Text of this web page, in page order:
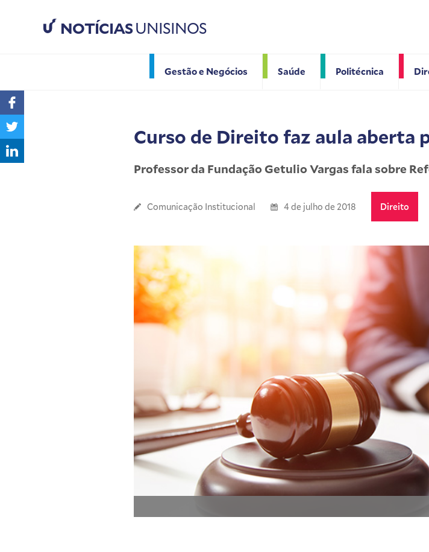
NOTÍCIASUNISINOS
Gestão e Negócios Saúde Politécnica
Curso de Direito faz aula aberta
Professor da Fundação Getulio Vargas fala sobre
Comunicação Institucional 4 de julho de 2018 Direito